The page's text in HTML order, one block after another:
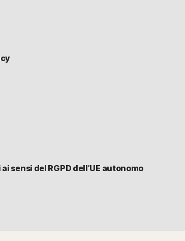
sensi del RGPD dell’UE autonomo